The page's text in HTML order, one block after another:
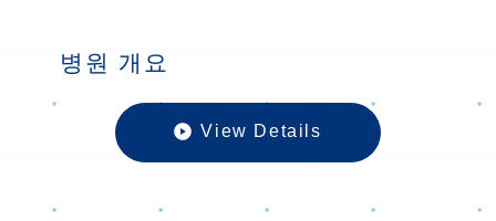
병원 개요
View Details